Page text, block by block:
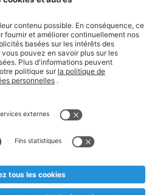
et mentions légales
et jusqu'à
bien étudié, nous serions
stock. Prix Recupel et TVA incl.
forme masculine a été adoptée